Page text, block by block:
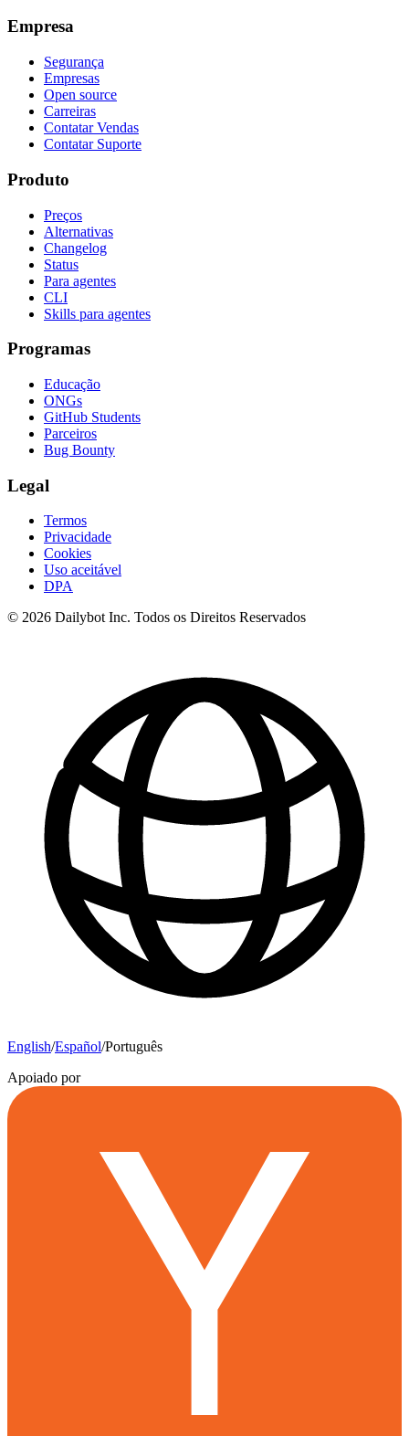
Empresa
Segurança
Empresas
Open source
Carreiras
Contatar Vendas
Contatar Suporte
Produto
Preços
Alternativas
Changelog
Status
Para agentes
CLI
Skills para agentes
Programas
Educação
ONGs
GitHub Students
Parceiros
Bug Bounty
Legal
Termos
Privacidade
Cookies
Uso aceitável
DPA
© 2026 Dailybot Inc. Todos os Direitos Reservados
English/Español/Português
Apoiado por